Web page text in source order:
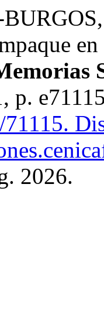
p.
2026.